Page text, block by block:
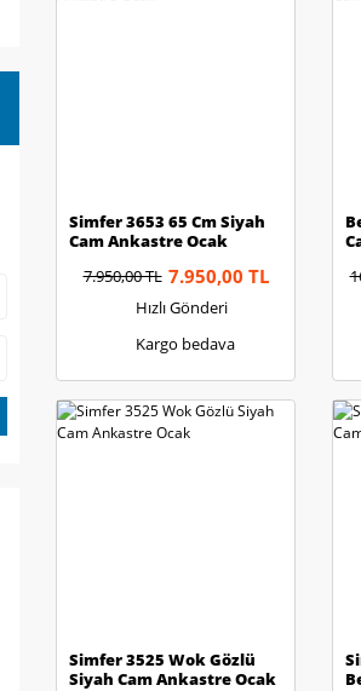
Simfer 3653 65 Cm Siyah
Cam Ankastre Ocak
7.950,00 TL 7.950,00 TL
Hızlı Gönderi
Kargo bedava
Simfer 3525 Wok Gözlü
Siyah Cam Ankastre Ocak